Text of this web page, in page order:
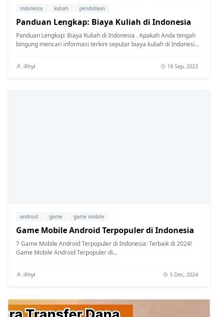
indonesia kuliah pendidikan
Panduan Lengkap: Biaya Kuliah di Indonesia
Panduan Lengkap: Biaya Kuliah di Indonesia . Apakah Anda tengah
bingung mencari informasi terkini seputar biaya kuliah di Indonesia?
iRhyt 18 Sep, 2023
android game game mobile
Game Mobile Android Terpopuler di Indonesia
7 Game Mobile Android Terpopuler di Indonesia: Terbaik di 2024!
Game Mobile Android Terpopuler di...
iRhyt 5 Dec, 2024